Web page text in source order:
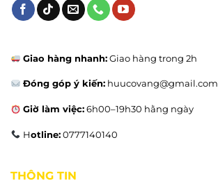
Giao hàng nhanh:Giao hàng trong 2h
Đóng góp ý kiến: huucovang@gmail.com
Giờ làm việc:6h00–19h30 hằng ngày
Hotline:0777140140
THÔNG TIN